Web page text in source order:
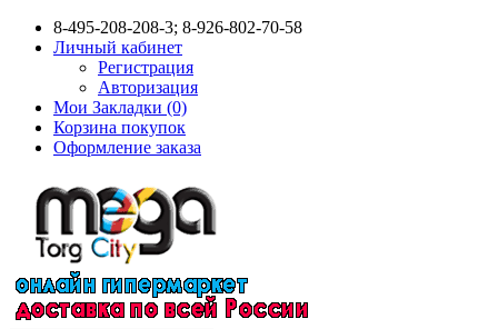
8-495-208-208-3; 8-926-802-70-58
Личный кабинет
Регистрация
Авторизация
Мои Закладки (0)
Корзина покупок
Оформление заказа